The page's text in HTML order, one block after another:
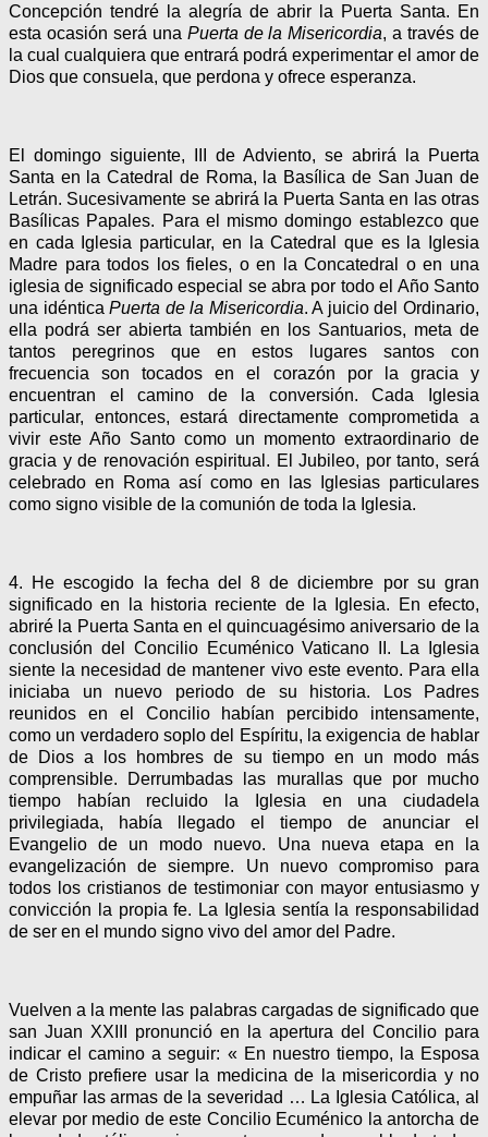
Concepción tendré la alegría de abrir la Puerta Santa. En
esta ocasión será una Puerta de la Misericordia, a través de
la cual cualquiera que entrará podrá experimentar el amor de
Dios que consuela, que perdona y ofrece esperanza.
El domingo siguiente, III de Adviento, se abrirá la Puerta
Santa en la Catedral de Roma, la Basílica de San Juan de
Letrán. Sucesivamente se abrirá la Puerta Santa en las otras
Basílicas Papales. Para el mismo domingo establezco que
en cada Iglesia particular, en la Catedral que es la Iglesia
Madre para todos los fieles, o en la Concatedral o en una
iglesia de significado especial se abra por todo el Año Santo
una idénticaPuerta de la Misericordia. A juicio del Ordinario,
ella podrá ser abierta también en los Santuarios, meta de
tantos peregrinos que en estos lugares santos con
frecuencia son tocados en el corazón por la gracia y
encuentran el camino de la conversión. Cada Iglesia
particular, entonces, estará directamente comprometida a
vivir este Año Santo como un momento extraordinario de
gracia y de renovación espiritual. El Jubileo, por tanto, será
celebrado en Roma así como en las Iglesias particulares
como signo visible de la comunión de toda la Iglesia.
4. He escogido la fecha del 8 de diciembre por su gran
significado en la historia reciente de la Iglesia. En efecto,
abriré la Puerta Santa en el quincuagésimo aniversario de la
conclusión del Concilio Ecuménico Vaticano II. La Iglesia
siente la necesidad de mantener vivo este evento. Para ella
iniciaba un nuevo periodo de su historia. Los Padres
reunidos en el Concilio habían percibido intensamente,
como un verdadero soplo del Espíritu, la exigencia de hablar
de Dios a los hombres de su tiempo en un modo más
comprensible. Derrumbadas las murallas que por mucho
tiempo habían recluido la Iglesia en una ciudadela
privilegiada, había llegado el tiempo de anunciar el
Evangelio de un modo nuevo. Una nueva etapa en la
evangelización de siempre. Un nuevo compromiso para
todos los cristianos de testimoniar con mayor entusiasmo y
convicción la propia fe. La Iglesia sentía la responsabilidad
de ser en el mundo signo vivo del amor del Padre.
Vuelven a la mente las palabras cargadas de significado que
san Juan XXIII pronunció en la apertura del Concilio para
indicar el camino a seguir: « En nuestro tiempo, la Esposa
de Cristo prefiere usar la medicina de la misericordia y no
empuñar las armas de la severidad … La Iglesia Católica, al
elevar por medio de este Concilio Ecuménico la antorcha de